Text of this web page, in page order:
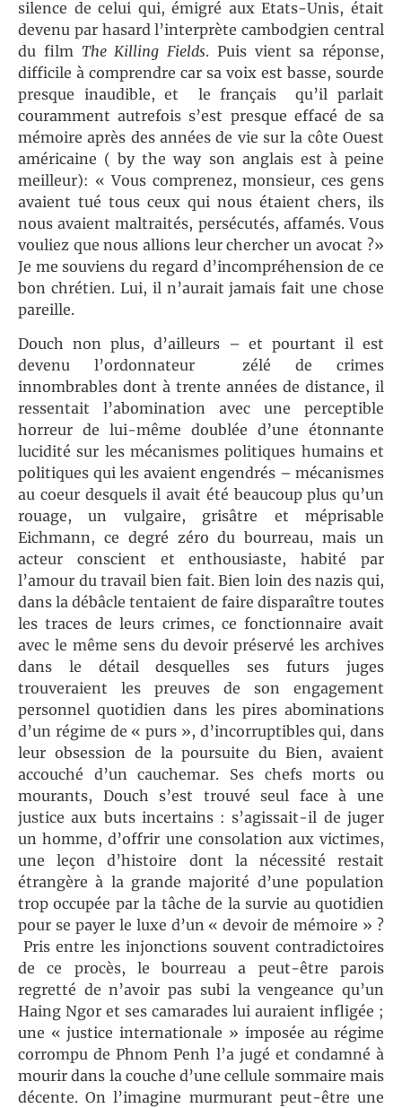
silence de celui qui, émigré aux Etats-Unis, était
devenu par hasard l’interprète cambodgien central
du film The Killing Fields. Puis vient sa réponse,
difficile à comprendre car sa voix est basse, sourde
presque inaudible, et le français qu’il parlait
couramment autrefois s’est presque effacé de sa
mémoire après des années de vie sur la côte Ouest
américaine ( by the way son anglais est à peine
meilleur): « Vous comprenez, monsieur, ces gens
avaient tué tous ceux qui nous étaient chers, ils
nous avaient maltraités, persécutés, affamés. Vous
vouliez que nous allions leur chercher un avocat ?»
Je me souviens du regard d’incompréhension de ce
bon chrétien. Lui, il n’aurait jamais fait une chose
pareille.
Douch non plus, d’ailleurs – et pourtant il est
devenu l’ordonnateur zélé de crimes
innombrables dont à trente années de distance, il
ressentait l’abomination avec une perceptible
horreur de lui-même doublée d’une étonnante
lucidité sur les mécanismes politiques humains et
politiques qui les avaient engendrés – mécanismes
au coeur desquels il avait été beaucoup plus qu’un
rouage, un vulgaire, grisâtre et méprisable
Eichmann, ce degré zéro du bourreau, mais un
acteur conscient et enthousiaste, habité par
l’amour du travail bien fait. Bien loin des nazis qui,
dans la débâcle tentaient de faire disparaître toutes
les traces de leurs crimes, ce fonctionnaire avait
avec le même sens du devoir préservé les archives
dans le détail desquelles ses futurs juges
trouveraient les preuves de son engagement
personnel quotidien dans les pires abominations
d’un régime de « purs », d’incorruptibles qui, dans
leur obsession de la poursuite du Bien, avaient
accouché d’un cauchemar. Ses chefs morts ou
mourants, Douch s’est trouvé seul face à une
justice aux buts incertains : s’agissait-il de juger
un homme, d’offrir une consolation aux victimes,
une leçon d’histoire dont la nécessité restait
étrangère à la grande majorité d’une population
trop occupée par la tâche de la survie au quotidien
pour se payer le luxe d’un « devoir de mémoire » ?
Pris entre les injonctions souvent contradictoires
de ce procès, le bourreau a peut-être parois
regretté de n’avoir pas subi la vengeance qu’un
Haing Ngor et ses camarades lui auraient infligée ;
une « justice internationale » imposée au régime
corrompu de Phnom Penh l’a jugé et condamné à
mourir dans la couche d’une cellule sommaire mais
décente. On l’imagine murmurant peut-être une